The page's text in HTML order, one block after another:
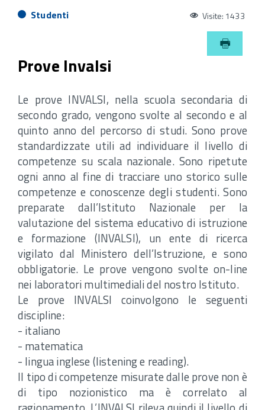
Studenti Visite: 1433
Prove Invalsi
Le prove INVALSI, nella scuola secondaria di
secondo grado, vengono svolte al secondo e al
quinto anno del percorso di studi. Sono prove
standardizzate utili ad individuare il livello di
competenze su scala nazionale. Sono ripetute
ogni anno al fine di tracciare uno storico sulle
competenze e conoscenze degli studenti. Sono
preparate dall’Istituto Nazionale per la
valutazione del sistema educativo di istruzione
e formazione (INVALSI), un ente di ricerca
vigilato dal Ministero dell’Istruzione, e sono
obbligatorie. Le prove vengono svolte on-line
nei laboratori multimediali del nostro Istituto.
Le prove INVALSI coinvolgono le seguenti
discipline:
- italiano
- matematica
- lingua inglese (listening e reading).
Il tipo di competenze misurate dalle prove non è
di tipo nozionistico ma è correlato al